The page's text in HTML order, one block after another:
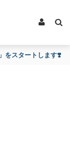
をスタートします❣️